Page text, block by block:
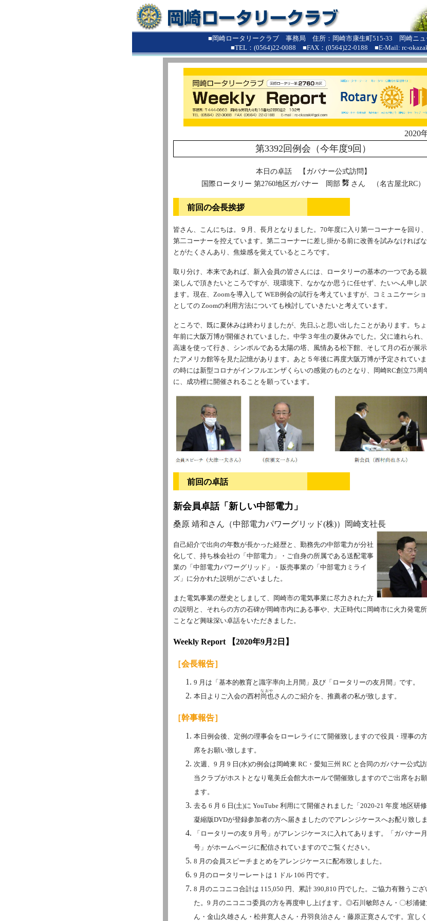
■岡崎ロータリークラブ 事務局 住所：岡崎市康生町515-33 岡崎ニュ
■TEL：(0564)22-0088 ■FAX：(0564)22-0188 ■E-Mail: rc-
2020
第3392回例会（今年度9回）
本日の卓話 【ガバナー公式訪問】
国際ロータリー 第2760地区ガバナー 岡部
さん （名古屋北RC）
前回の会長挨拶
皆さん、こんにちは。９月、長月となりました。70年度に入り第一コーナーを回り
第二コーナーを控えています。第二コーナーに差し掛かる前に改善を試みなければ
とがたくさんあり、焦燥感を覚えているところです。
取り分け、本来であれば、新入会員の皆さんには、ロータリーの基本の一つである
楽しんで頂きたいところですが、現環境下、なかなか思うに任せず、たいへん申し
ます。現在、Zoomを導入して WEB例会の試行を考えていますが、コミュニケーシ
としての Zoomの利用方法についても検討していきたいと考えています。
ところで、既に夏休みは終わりましたが、先日ふと思い出したことがあります。ち
年前に大阪万博が開催されていました。中学３年生の夏休みでした。父に連れられ
高速を使って行き、シンボルである太陽の塔、風情ある松下館、そして月の石が展
たアメリカ館等を見た記憶があります。あと５年後に再度大阪万博が予定されてい
の時には新型コロナがインフルエンザくらいの感覚のものとなり、岡崎RC創立75周
に、成功裡に開催されることを願っています。
前回の卓話
新会員卓話「新しい中部電力」
桑原 靖和さん（中部電力パワーグリッド(株)）岡崎支社長
自己紹介で出向の年数が長かった経歴と、勤務先の中部電力が分社
化して、持ち株会社の「中部電力」・ご自身の所属である送配電事
業の「中部電力パワーグリッド」・販売事業の「中部電力ミライ
ズ」に分かれた説明がございました。
また電気事業の歴史としまして、岡崎市の電気事業に尽力された方
の説明と、それらの方の石碑が岡崎市内にある事や、大正時代に岡崎市に火力発電
ことなど興味深い卓話をいただきました。
Weekly Report 【2020年9月2日】
［会長報告］
9 月は「基本的教育と識字率向上月間」及び「ロータリーの友月間」です。
本日よりご入会の西村尚也
なおや
さんのご紹介を、推薦者の私が致します。
［幹事報告］
本日例会後、定例の理事会をローレライにて開催致しますので役員・理事の
席をお願い致します。
次週、9 月 9 日(水)の例会は岡崎東 RC・愛知三州 RC と合同のガバナー公式訪
当クラブがホストとなり竜美丘会館大ホールで開催致しますのでご出席をお
ます。
去る 6 月 6 日(土)に YouTube 利用にて開催されました「2020-21 年度 地区研修
凝縮版DVDが登録参加者の方へ届きましたのでアレンジケースへお配り致しま
「ロータリーの友 9 月号」がアレンジケースに入れてあります。「ガバナー
号」がホームページに配信されていますのでご覧ください。
8 月の会員スピーチまとめをアレンジケースに配布致しました。
9 月のロータリーレートは 1 ドル 106 円です。
8 月のニコニコ合計は 115,050 円、累計 390,810 円でした。ご協力有難うござ
た。9 月のニコニコ委員の方を再度申し上げます。◎石川敏郎さん・〇杉浦健
ん・金山久雄さん・松井寛人さん・丹羽良治さん・藤原正寛さんです。宜し